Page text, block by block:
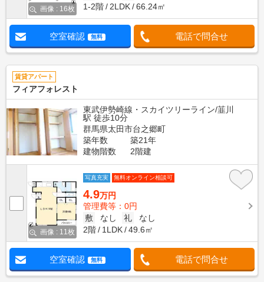
画像 : 16枚
1-2階
2LDK 66.24㎡
空室確認 無料 電話で問合せ
賃貸アパート
フィアフォレスト
東武伊勢崎線・スカイツリーライン/韮川
駅 徒歩10分
群馬県太田市台之郷町
築年数
築21年
建物階数
2階建
画像 : 11枚
写真充実 無料オンライン相談可
4.9万円
管理費等：0円
敷
なし 礼
なし
2階
1LDK 49.6㎡
空室確認 無料 電話で問合せ